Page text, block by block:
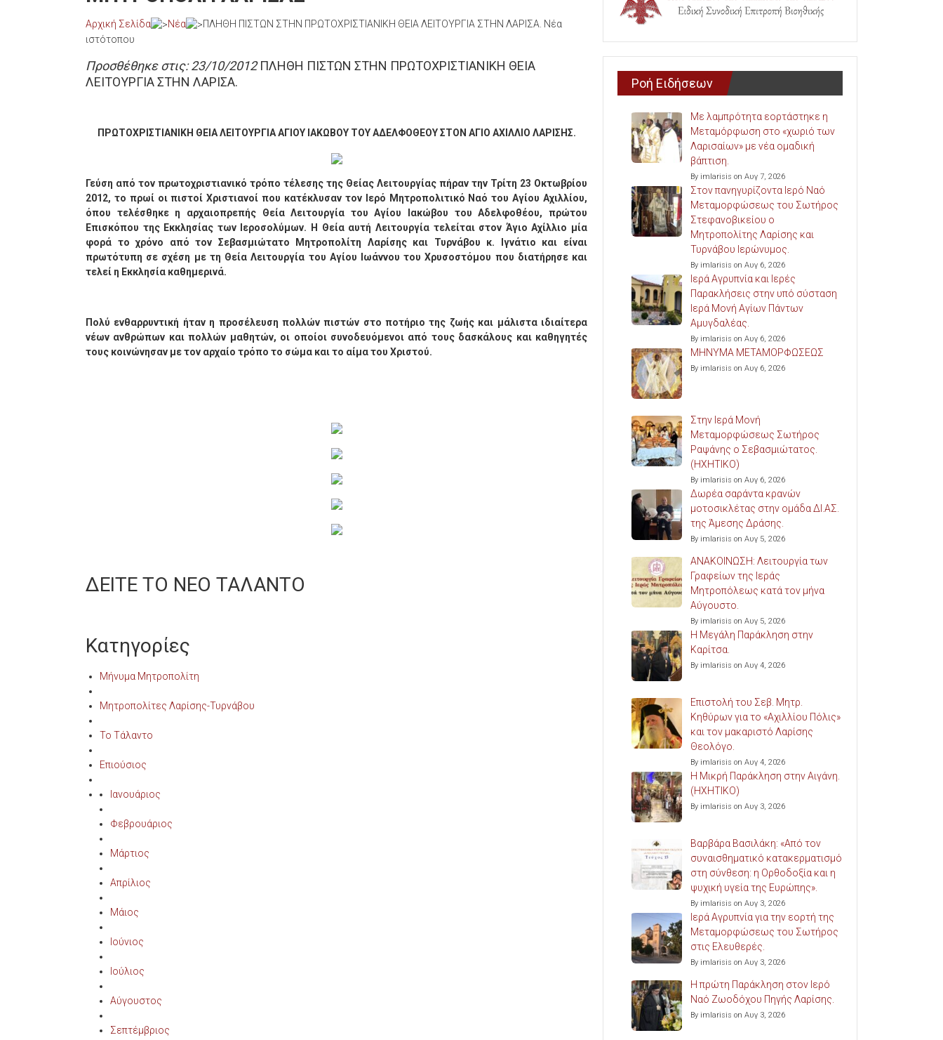
Αρχική Σελίδα Νέα
ΠΛΗΘΗ ΠΙΣΤΩΝ ΣΤΗΝ ΠΡΩΤΟΧΡΙΣΤΙΑΝΙΚΗ ΘΕΙΑ ΛΕΙΤΟΥΡΓΙΑ ΣΤΗΝ ΛΑΡΙΣΑ. Νέα
ιστότοπου
Προσθέθηκε στις: 23/10/2012ΠΛΗΘΗ ΠΙΣΤΩΝ ΣΤΗΝ ΠΡΩΤΟΧΡΙΣΤΙΑΝΙΚΗ ΘΕΙΑ
ΛΕΙΤΟΥΡΓΙΑ ΣΤΗΝ ΛΑΡΙΣΑ.
ΠΡΩΤΟΧΡΙΣΤΙΑΝΙΚΗ ΘΕΙΑ ΛΕΙΤΟΥΡΓΙΑ ΑΓΙΟΥ ΙΑΚΩΒΟΥ ΤΟΥ ΑΔΕΛΦΟΘΕΟΥ ΣΤΟΝ ΑΓΙΟ ΑΧΙΛΛΙΟ ΛΑΡΙΣΗΣ.
Γεύση από τον πρωτοχριστιανικό τρόπο τέλεσης της Θείας Λειτουργίας πήραν την Τρίτη 23 Οκτωβρίου
2012, το πρωί οι πιστοί Χριστιανοί που κατέκλυσαν τον Ιερό Μητροπολιτικό Ναό του Αγίου Αχιλλίου,
όπου τελέσθηκε η αρχαιοπρεπής Θεία Λειτουργία του Αγίου Ιακώβου του Αδελφοθέου, πρώτου
Επισκόπου της Εκκλησίας των Ιεροσολύμων. Η Θεία αυτή Λειτουργία τελείται στον Άγιο Αχίλλιο μία
φορά το χρόνο από τον Σεβασμιώτατο Μητροπολίτη Λαρίσης και Τυρνάβου κ. Ιγνάτιο και είναι
πρωτότυπη σε σχέση με τη Θεία Λειτουργία του Αγίου Ιωάννου του Χρυσοστόμου που διατήρησε και
τελεί η Εκκλησία καθημερινά.
Πολύ ενθαρρυντική ήταν η προσέλευση πολλών πιστών στο ποτήριο της ζωής και μάλιστα ιδιαίτερα
νέων ανθρώπων και πολλών μαθητών, οι οποίοι συνοδευόμενοι από τους δασκάλους και καθηγητές
τους κοινώνησαν με τον αρχαίο τρόπο το σώμα και το αίμα του Χριστού.
ΔΕΙΤΕ ΤΟ ΝΕΟ ΤΑΛΑΝΤΟ
Κατηγορίες
Μήνυμα Μητροπολίτη
Μητροπολίτες Λαρίσης-Τυρνάβου
Το Τάλαντο
Επιούσιος
Ιανουάριος
Φεβρουάριος
Μάρτιος
Απρίλιος
Μάιος
Ιούνιος
Ιούλιος
Αύγουστος
Σεπτέμβριος
Ροή Ειδήσεων
Με λαμπρότητα εορτάστηκε η
Μεταμόρφωση στο «χωριό των
Λαρισαίων» με νέα ομαδική
βάπτιση.
By imlarisis on Αυγ 7, 2026
Στον πανηγυρίζοντα Ιερό Ναό
Μεταμορφώσεως του Σωτήρος
Στεφανοβικείου ο
Μητροπολίτης Λαρίσης και
Τυρνάβου Ιερώνυμος.
By imlarisis on Αυγ 6, 2026
Ιερά Αγρυπνία και Ιερές
Παρακλήσεις στην υπό σύσταση
Ιερά Μονή Αγίων Πάντων
Αμυγδαλέας.
By imlarisis on Αυγ 6, 2026
ΜΗΝΥΜΑ ΜΕΤΑΜΟΡΦΩΣΕΩΣ
By imlarisis on Αυγ 6, 2026
Στην Ιερά Μονή
Μεταμορφώσεως Σωτήρος
Ραψάνης ο Σεβασμιώτατος.
(ΗΧΗΤΙΚΟ)
By imlarisis on Αυγ 6, 2026
Δωρέα σαράντα κρανών
μοτοσικλέτας στην ομάδα ΔΙ.ΑΣ.
της Άμεσης Δράσης.
By imlarisis on Αυγ 5, 2026
ΑΝΑΚΟΙΝΩΣΗ: Λειτουργία των
Γραφείων της Ιεράς
Μητροπόλεως κατά τον μήνα
Αύγουστο.
By imlarisis on Αυγ 5, 2026
Η Μεγάλη Παράκληση στην
Καρίτσα.
By imlarisis on Αυγ 4, 2026
Επιστολή του Σεβ. Μητρ.
Κηθύρων για το «Αχιλλίου Πόλις»
και τον μακαριστό Λαρίσης
Θεολόγο.
By imlarisis on Αυγ 4, 2026
Η Μικρή Παράκληση στην Αιγάνη.
(ΗΧΗΤΙΚΟ)
By imlarisis on Αυγ 3, 2026
Βαρβάρα Βασιλάκη: «Από τον
συναισθηματικό κατακερματισμό
στη σύνθεση: η Ορθοδοξία και η
ψυχική υγεία της Ευρώπης».
By imlarisis on Αυγ 3, 2026
Ιερά Αγρυπνία για την εορτή της
Μεταμορφώσεως του Σωτήρος
στις Ελευθερές.
By imlarisis on Αυγ 3, 2026
Η πρώτη Παράκληση στον Ιερό
Ναό Ζωοδόχου Πηγής Λαρίσης.
By imlarisis on Αυγ 3, 2026